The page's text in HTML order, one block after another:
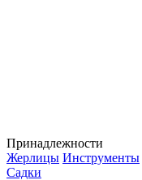
Принадлежности
Жерлицы Инструменты
Садки